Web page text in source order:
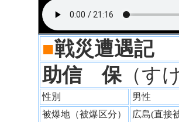
■戦災遭遇記
助信 保（す
性別
男性
被爆地（被爆区分）
広島(直接